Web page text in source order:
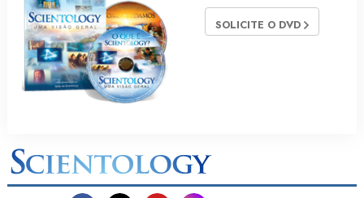
SOLICITE O DVD